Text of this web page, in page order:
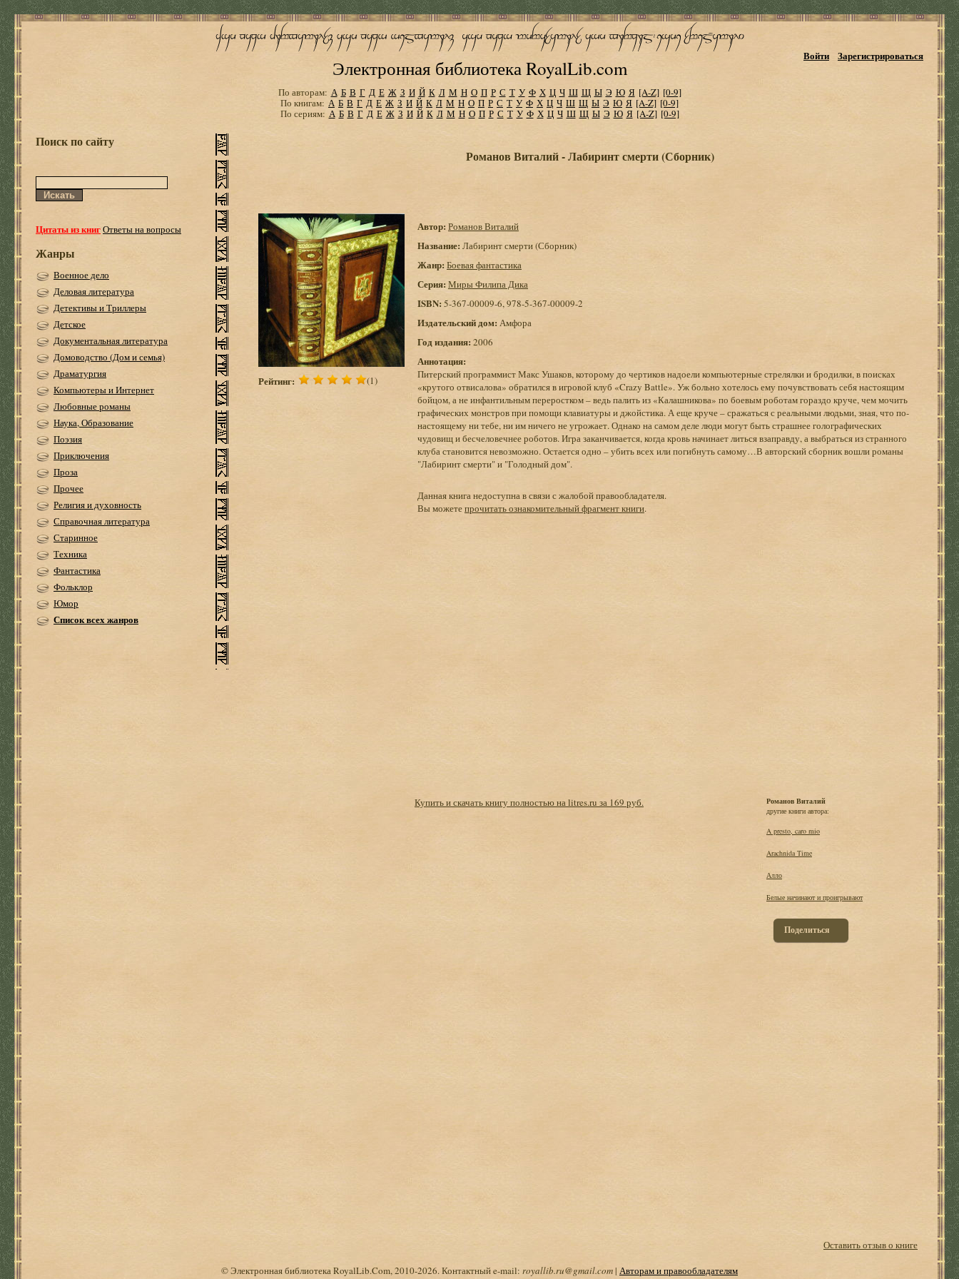
Электронная библиотека RoyalLib.com
Войти Зарегистрироваться
По авторам: А Б В Г Д Е Ж З И Й К Л М Н О П Р С Т У Ф Х Ц Ч Ш Щ Ы Э Ю Я [A-Z] [0-9]
По книгам: А Б В Г Д Е Ж З И Й К Л М Н О П Р С Т У Ф Х Ц Ч Ш Щ Ы Э Ю Я [A-Z] [0-9]
По сериям: А Б В Г Д Е Ж З И Й К Л М Н О П Р С Т У Ф Х Ц Ч Ш Щ Ы Э Ю Я [A-Z] [0-9]
Поиск по сайту
Цитаты из книгОтветы на вопросы
Жанры
Военное дело
Деловая литература
Детективы и Триллеры
Детское
Документальная литература
Домоводство (Дом и семья)
Драматургия
Компьютеры и Интернет
Любовные романы
Наука, Образование
Поэзия
Приключения
Проза
Прочее
Религия и духовность
Справочная литература
Старинное
Техника
Фантастика
Фольклор
Юмор
Список всех жанров
Романов Виталий - Лабиринт смерти (Сборник)
Рейтинг: (1)
Автор: Романов Виталий
Название: Лабиринт смерти (Сборник)
Жанр: Боевая фантастика
Серия: Миры Филипа Дика
ISBN:5-367-00009-6, 978-5-367-00009-2
Издательский дом: Амфора
Год издания: 2006
Аннотация:
Питерский программист Макс Ушаков, которому до чертиков надоели компьютерные стрелялки и бродилки, в поисках
«крутого отвисалова» обратился в игровой клуб «Crazy Battle». Уж больно хотелось ему почувствовать себя настоящим
бойцом, а не инфантильным переростком – ведь палить из «Калашникова» по боевым роботам гораздо круче, чем мочить
графических монстров при помощи клавиатуры и джойстика. А еще круче – сражаться с реальными людьми, зная, что по-
настоящему ни тебе, ни им ничего не угрожает. Однако на самом деле люди могут быть страшнее голографических
чудовищ и бесчеловечнее роботов. Игра заканчивается, когда кровь начинает литься взаправду, а выбраться из странного
клуба становится невозможно. Остается одно – убить всех или погибнуть самому…В авторский сборник вошли романы
"Лабиринт смерти" и "Голодный дом".
Данная книга недоступна в связи с жалобой правообладателя.
Вы можетепрочитать ознакомительный фрагмент книги.
Купить и скачать книгу полностью на litres.ru за 169 руб.
Романов Виталий
другие книги автора:
A presto, caro mio
Arachnida Time
Алло
Белые начинают и проигрывают
Поделиться
Оставить отзыв о книге
© Электронная библиотека RoyalLib.Com, 2010-2026. Контактный e-mail: royallib.ru@gmail.com| Авторам и правообладателям